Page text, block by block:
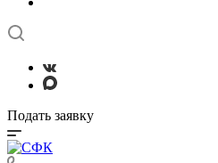
Подать заявку